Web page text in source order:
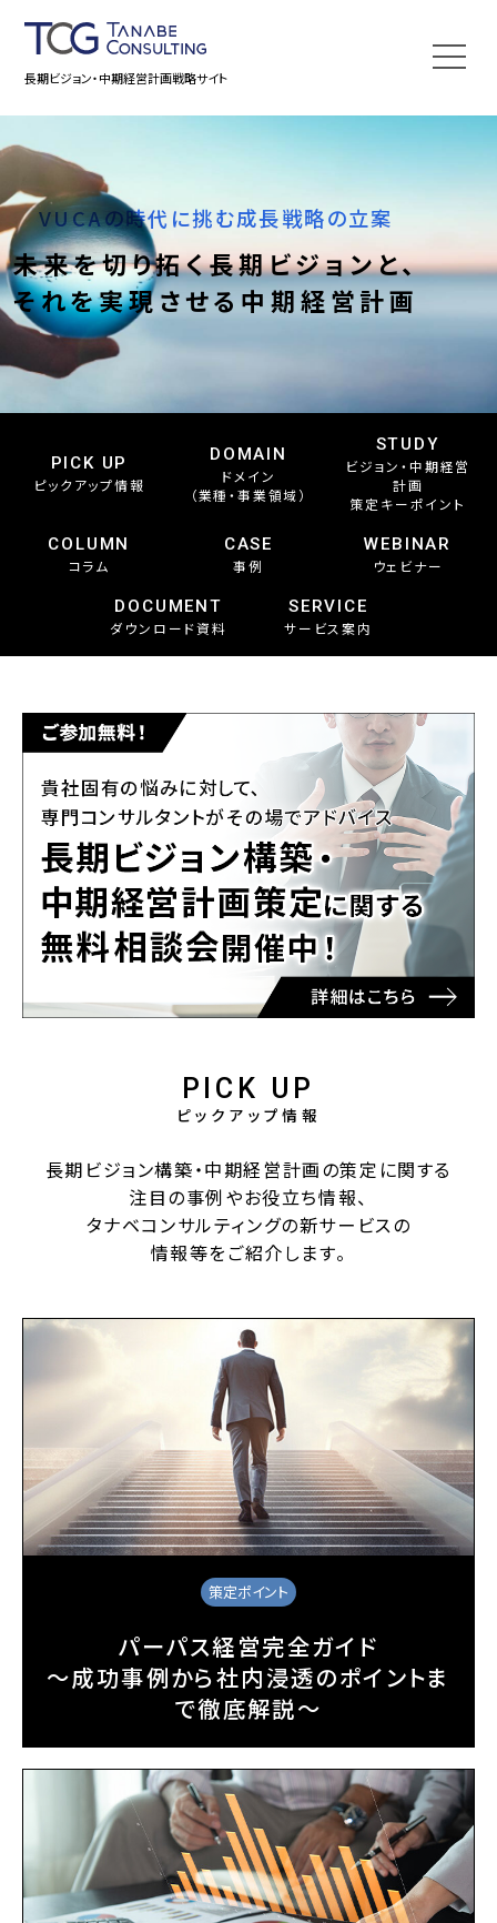
長期ビジョン・中期経営計画戦略サイト
VUCAの時代に挑む成長戦略の立案
未来を切り拓く長期ビジョンと、
それを実現させる中期経営計画
PICK UP
ピックアップ情報
DOMAIN
ドメイン
（業種・事業領域）
STUDY
ビジョン・中期経営
計画
策定キーポイント
COLUMN
コラム
CASE
事例
WEBINAR
ウェビナー
DOCUMENT
ダウンロード資料
SERVICE
サービス案内
PICK UP
ピックアップ情報
長期ビジョン構築・中期経営計画の策定に関する
注目の事例やお役立ち情報、
タナベコンサルティングの新サービスの
情報等をご紹介します。
策定ポイント
パーパス経営完全ガイド
～成功事例から社内浸透のポイントま
で徹底解説～